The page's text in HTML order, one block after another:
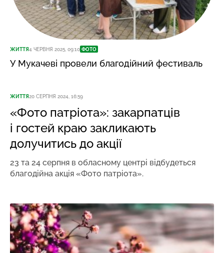
ЖИТТЯ4 ЧЕРВНЯ 2025, 09:10 ФОТО
У Мукачеві провели благодійний фестиваль
ЖИТТЯ20 СЕРПНЯ 2024, 16:59
«Фото патріота»: закарпатців
і гостей краю закликають
долучитись до акції
23 та 24 серпня в обласному центрі відбудеться
благодійна акція «Фото патріота».